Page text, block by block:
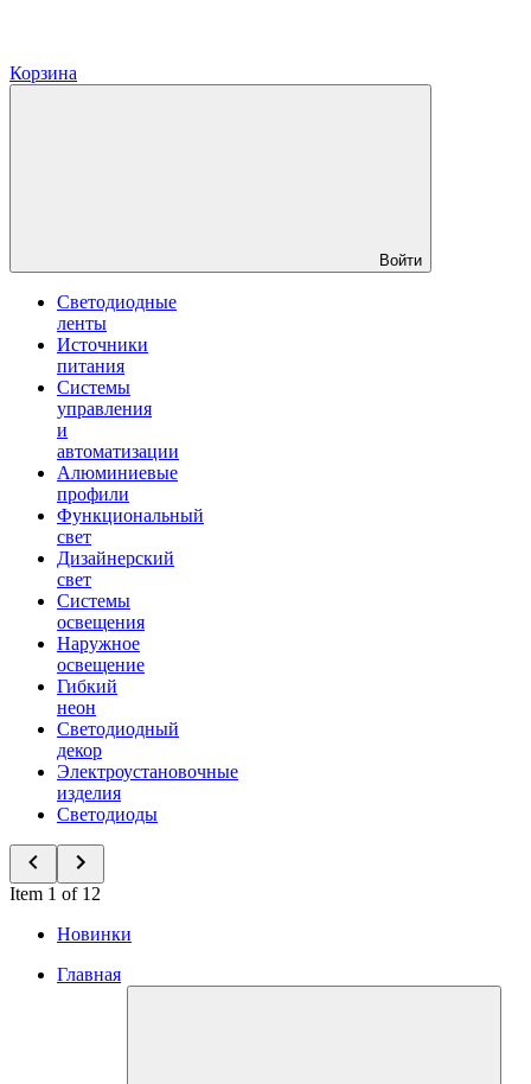
Корзина
Войти
Светодиодные
ленты
Источники
питания
Системы
управления
и
автоматизации
Алюминиевые
профили
Функциональный
свет
Дизайнерский
свет
Системы
освещения
Наружное
освещение
Гибкий
неон
Светодиодный
декор
Электроустановочные
изделия
Светодиоды
Item 1 of 12
Новинки
Главная